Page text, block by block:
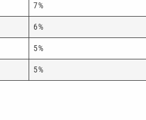
7%
6%
5%
5%